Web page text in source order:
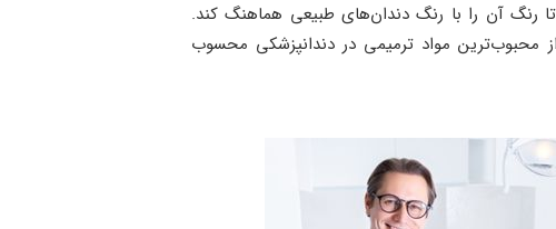
رنگ آن را با رنگ دندان‌های طبیعی هماهنگ کند.
محبوب‌ترین مواد ترمیمی در دندانپزشکی محسوب